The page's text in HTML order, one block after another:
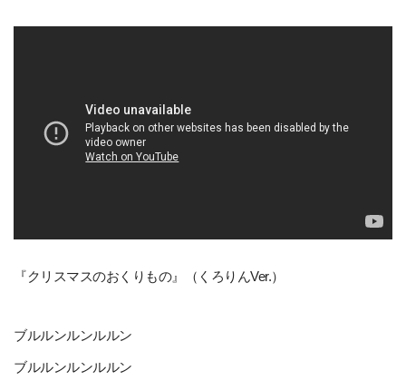
『クリスマスのおくりもの』（くろりんVer.）
ブルルンルンルルン
ブルルンルンルルン